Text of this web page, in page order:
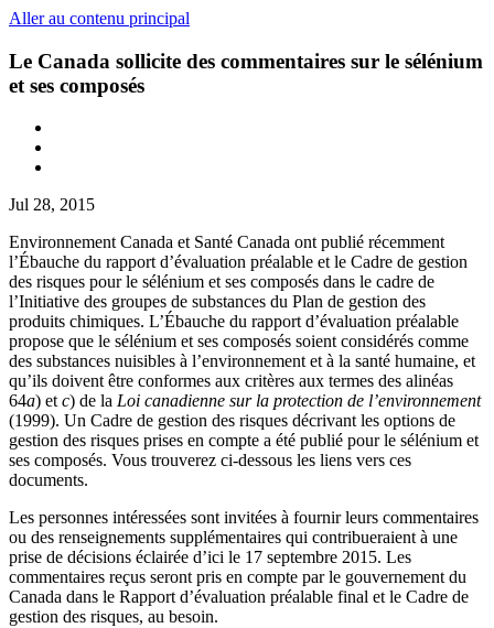
Aller au contenu principal
Le Canada sollicite des commentaires sur le sélénium
et ses composés
Jul 28, 2015
Environnement Canada et Santé Canada ont publié récemment
l’Ébauche du rapport d’évaluation préalable et le Cadre de gestion
des risques pour le sélénium et ses composés dans le cadre de
l’Initiative des groupes de substances du Plan de gestion des
produits chimiques. L’Ébauche du rapport d’évaluation préalable
propose que le sélénium et ses composés soient considérés comme
des substances nuisibles à l’environnement et à la santé humaine, et
qu’ils doivent être conformes aux critères aux termes des alinéas
64a) etc) de la Loi canadienne sur la protection de l’environnement
(1999). Un Cadre de gestion des risques décrivant les options de
gestion des risques prises en compte a été publié pour le sélénium et
ses composés. Vous trouverez ci-dessous les liens vers ces
documents.
Les personnes intéressées sont invitées à fournir leurs commentaires
ou des renseignements supplémentaires qui contribueraient à une
prise de décisions éclairée d’ici le 17 septembre 2015. Les
commentaires reçus seront pris en compte par le gouvernement du
Canada dans le Rapport d’évaluation préalable final et le Cadre de
gestion des risques, au besoin.